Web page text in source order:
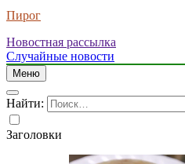
Пирог
Новостная рассылка
Случайные новости
Меню
Найти:
Заголовки